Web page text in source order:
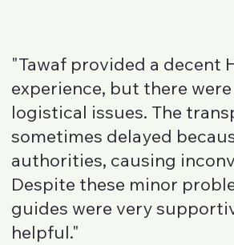
"Tawaf provided a decent
experience, but there
logistical issues. The
sometimes delayed
authorities, causing
Despite these minor
guides were very
helpful."